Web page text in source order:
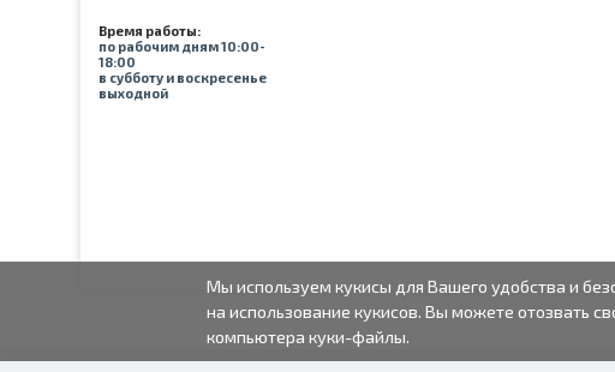
Время работы:
по рабочим дням 10:00-
18:00
в субботу и воскресенье
выходной
Мы используем кукисы для Вашего удобства и
на использование кукисов. Вы можете отозвать
компьютера куки-файлы.